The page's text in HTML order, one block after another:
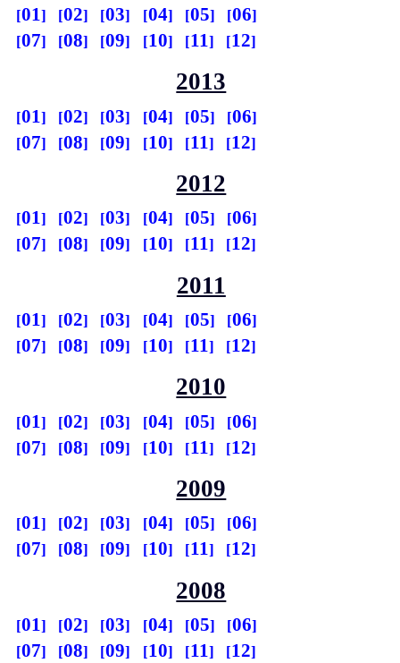
01 02 03 04 05
06
07
08 09 10 11 12
2013
01 02 03 04 05
06
07
08 09 10 11 12
2012
01 02 03 04 05
06
07
08 09 10 11 12
2011
01 02 03 04 05
06
07
08 09 10 11 12
2010
01 02 03 04 05
06
07
08 09 10 11 12
2009
01 02 03 04 05
06
07
08 09 10 11 12
2008
01 02 03 04 05
06
07
08 09 10 11 12